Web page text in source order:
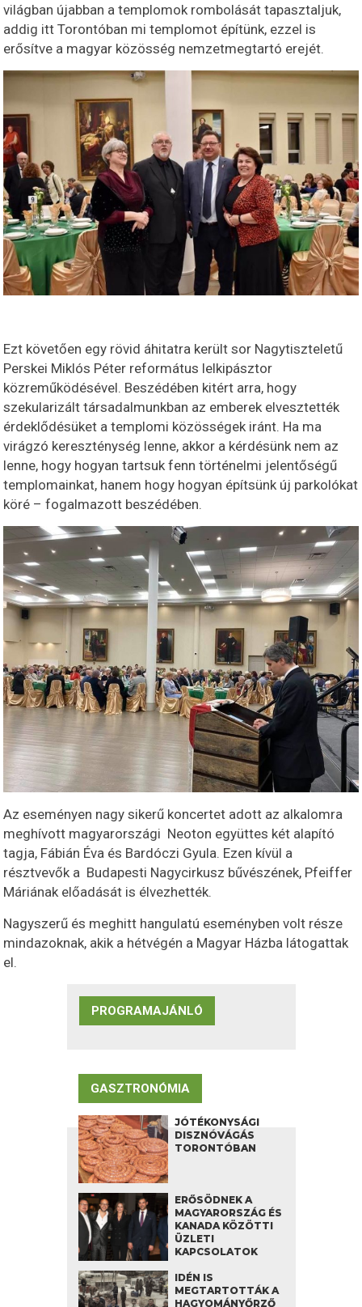
világban újabban a templomok rombolását tapasztaljuk,
addig itt Torontóban mi templomot építünk, ezzel is
erősítve a magyar közösség nemzetmegtartó erejét.
Ezt követően egy rövid áhitatra került sor Nagytiszteletű
Perskei Miklós Péter református lelkipásztor
közreműködésével. Beszédében kitért arra, hogy
szekularizált társadalmunkban az emberek elvesztették
érdeklődésüket a templomi közösségek iránt. Ha ma
virágzó kereszténység lenne, akkor a kérdésünk nem az
lenne, hogy hogyan tartsuk fenn történelmi jelentőségű
templomainkat, hanem hogy hogyan építsünk új parkolókat
köré – fogalmazott beszédében.
Az eseményen nagy sikerű koncertet adott az alkalomra
meghívott magyarországi Neoton együttes két alapító
tagja, Fábián Éva és Bardóczi Gyula. Ezen kívül a
résztvevők a Budapesti Nagycirkusz bűvészének, Pfeiffer
Máriának előadását is élvezhették.
Nagyszerű és meghitt hangulatú eseményben volt része
mindazoknak, akik a hétvégén a Magyar Házba látogattak
el.
PROGRAMAJÁNLÓ
GASZTRONÓMIA
JÓTÉKONYSÁGI
DISZNÓVÁGÁS
TORONTÓBAN
ERŐSÖDNEK A
MAGYARORSZÁG ÉS
KANADA KÖZÖTTI
ÜZLETI
KAPCSOLATOK
IDÉN IS
MEGTARTOTTÁK A
HAGYOMÁNYŐRZŐ